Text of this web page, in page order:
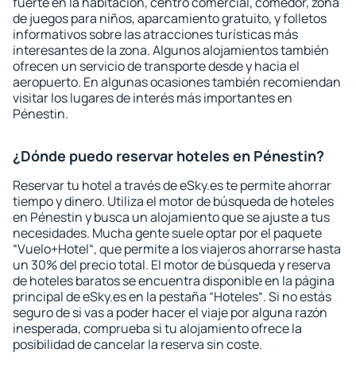
de juegos para niños, aparcamiento gratuito, y folletos
informativos sobre las atracciones turísticas más
interesantes de la zona. Algunos alojamientos también
ofrecen un servicio de transporte desde y hacia el
aeropuerto. En algunas ocasiones también recomiendan
visitar los lugares de interés más importantes en
Pénestin.
¿Dónde puedo reservar hoteles en Pénestin?
Reservar tu hotel a través de eSky.es te permite ahorrar
tiempo y dinero. Utiliza el motor de búsqueda de hoteles
en Pénestin y busca un alojamiento que se ajuste a tus
necesidades. Mucha gente suele optar por el paquete
“Vuelo+Hotel“, que permite a los viajeros ahorrarse hasta
un 30% del precio total. El motor de búsqueda y reserva
de hoteles baratos se encuentra disponible en la página
principal de eSky.es en la pestaña “Hoteles“. Si no estás
seguro de si vas a poder hacer el viaje por alguna razón
inesperada, comprueba si tu alojamiento ofrece la
posibilidad de cancelar la reserva sin coste.